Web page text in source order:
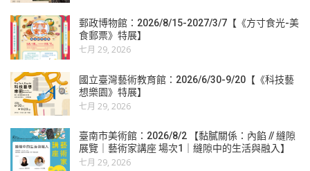
郵政博物館：2026/8/15-2027/3/7【《方寸食光-美
食郵票》特展】
七月 29, 2026
國立臺灣藝術教育館：2026/6/30-9/20【《科技藝
想樂園》特展】
七月 29, 2026
臺南市美術館：2026/8/2 【黏膩關係：內餡 // 縫隙
展覽｜藝術家講座 場次1｜縫隙中的生活與融入】
七月 29, 2026